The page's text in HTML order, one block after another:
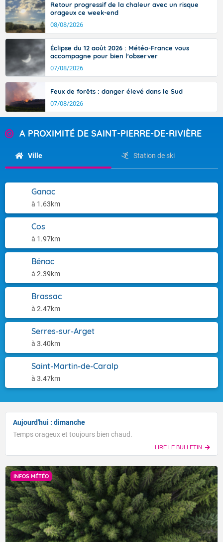
Retour progressif de la chaleur avec un risque
orageux ce week-end
08/08/2026
Éclipse du 12 août 2026 : Météo-France vous
accompagne pour bien l'observer
07/08/2026
Feux de forêts : danger élevé dans le Sud
07/08/2026
A PROXIMITÉ DE SAINT-PIERRE-DE-RIVIÈRE
Ville Station de ski
Ganac
à 1.63km
Cos
à 1.97km
Bénac
à 2.39km
Brassac
à 2.47km
Serres-sur-Arget
à 3.40km
Saint-Martin-de-Caralp
à 3.47km
Aujourd'hui : dimanche
Temps orageux et toujours bien chaud.
LIRE LE BULLETIN
INFOS MÉTÉO